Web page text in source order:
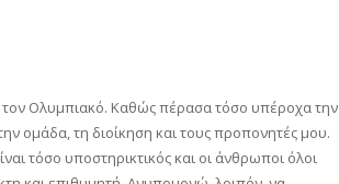
Ολυμπιακό. Καθώς πέρασα τόσο υπέροχα την
ομάδα, τη διοίκηση και τους προπονητές μου.
τόσο υποστηρικτικός και οι άνθρωποι όλοι